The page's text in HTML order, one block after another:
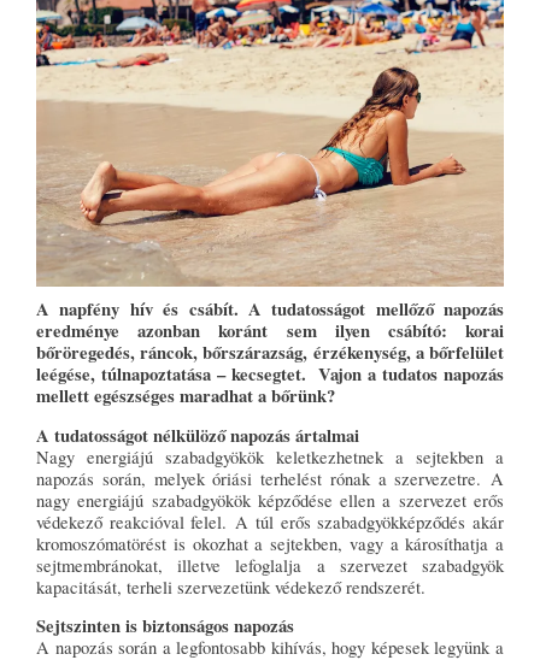
A napfény hív és csábít. A tudatosságot mellőző napozás
eredménye azonban koránt sem ilyen csábító: korai
bőröregedés, ráncok, bőrszárazság, érzékenység, a bőrfelület
leégése, túlnapoztatása – kecsegtet. Vajon a tudatos napozás
mellett egészséges maradhat a bőrünk?
A tudatosságot nélkülöző napozás ártalmai
Nagy energiájú szabadgyökök keletkezhetnek a sejtekben a
napozás során, melyek óriási terhelést rónak a szervezetre. A
nagy energiájú szabadgyökök képződése ellen a szervezet erős
védekező reakcióval felel. A túl erős szabadgyökképződés akár
kromoszómatörést is okozhat a sejtekben, vagy a károsíthatja a
sejtmembránokat, illetve lefoglalja a szervezet szabadgyök
kapacitását, terheli szervezetünk védekező rendszerét.
Sejtszinten is biztonságos napozás
A napozás során a legfontosabb kihívás, hogy képesek legyünk a